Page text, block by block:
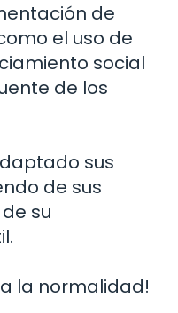
de
el uso de
social
de los
sus
de sus
su
la normalidad!